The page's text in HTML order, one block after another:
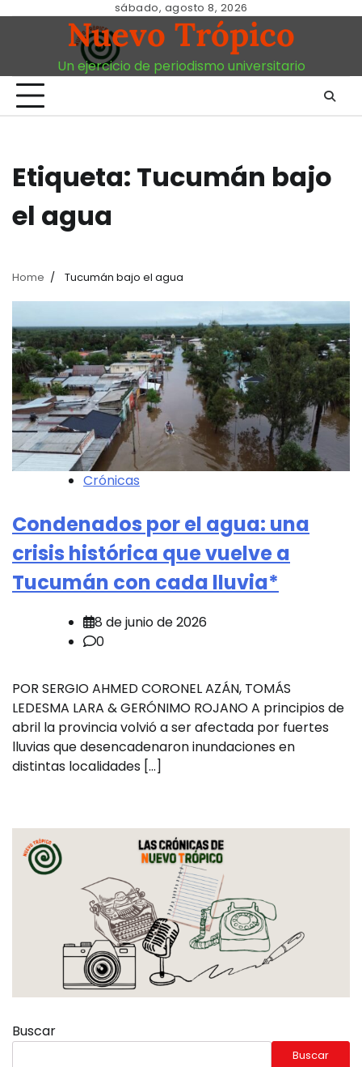
sábado, agosto 8, 2026
Nuevo Trópico
Un ejercicio de periodismo universitario
Etiqueta: Tucumán bajo
el agua
Home Tucumán bajo el agua
Crónicas
Condenados por el agua: una
crisis histórica que vuelve a
Tucumán con cada lluvia*
8 de junio de 2026
0
POR SERGIO AHMED CORONEL AZÁN, TOMÁS
LEDESMA LARA & GERÓNIMO ROJANO A principios de
abril la provincia volvió a ser afectada por fuertes
lluvias que desencadenaron inundaciones en
distintas localidades […]
Buscar
Buscar